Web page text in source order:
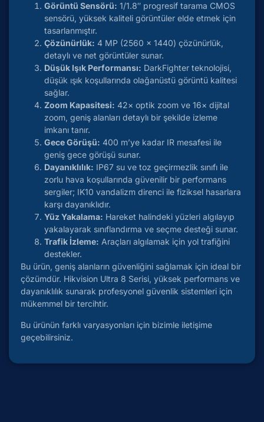
Görüntü Sensörü: 1/1.8″ progresif tarama CMOS
sensörü, yüksek kaliteli görüntüler elde etmek için
tasarlanmıştır.
Çözünürlük: 4 MP (2560 x 1440) çözünürlük,
detaylı ve net görüntüler sunar.
Düşük Işık Performansı: DarkFighter teknolojisi,
düşük ışık koşullarında olağanüstü görüntü kalitesi
sağlar.
Zoom Kapasitesi: 42× optik zoom ve 16× dijital
zoom, geniş alanları detaylı bir şekilde izleme
imkanı tanır.
Gece Görüşü: 400 m’ye kadar IR mesafesi ile
geniş gece görüşü sunar.
Dayanıklılık: IP67 su ve toz geçirmezlik sınıfı ile
zorlu hava koşullarında güvenilir bir performans
sergiler; IK10 vandalizm direnci ile fiziksel hasarlara
karşı dayanıklıdır.
Yüz Yakalama: Hareket halindeki yüzleri algılayıp
yakalayarak sınıflandırma ve seçme desteği sunar.
Trafik İzleme: Araçları algılamak için yol trafiğini
destekler.
Bu ürün, geniş alanların güvenliğini sağlamak için ideal bir
çözümdür. Hikvision Ultra 8 Serisi, yüksek performans ve
dayanıklılık sunarak profesyonel güvenlik sistemleri için
mükemmel bir tercihtir.
Bu ürünün farklı varyasyonları için bizimle iletişime
geçebilirsiniz.